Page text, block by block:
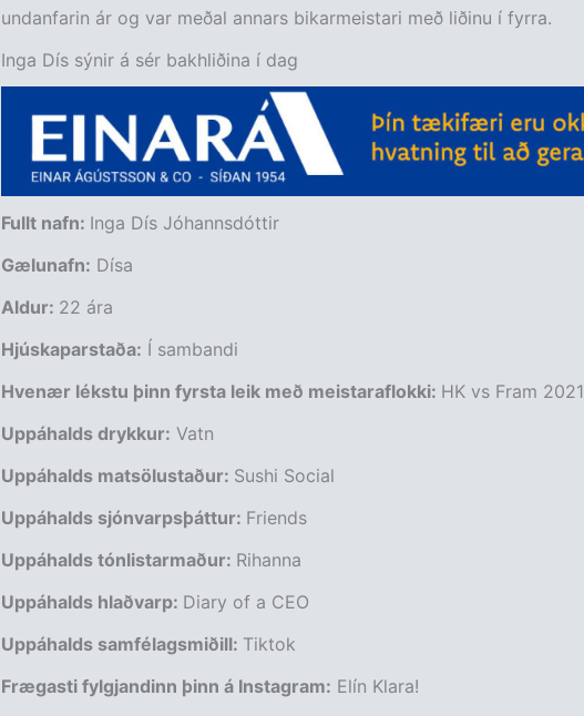
undanfarin ár og var meðal annars bikarmeistari með liðinu í fyrra.
Inga Dís sýnir á sér bakhliðina í dag
Fullt nafn: Inga Dís Jóhannsdóttir
Gælunafn: Dísa
Aldur: 22 ára
Hjúskaparstaða: Í sambandi
Hvenær lékstu þinn fyrsta leik með meistaraflokki: HK vs Fram 2021
Uppáhalds drykkur: Vatn
Uppáhalds matsölustaður: Sushi Social
Uppáhalds sjónvarpsþáttur: Friends
Uppáhalds tónlistarmaður: Rihanna
Uppáhalds hlaðvarp: Diary of a CEO
Uppáhalds samfélagsmiðill: Tiktok
Frægasti fylgjandinn þinn á Instagram: Elín Klara!